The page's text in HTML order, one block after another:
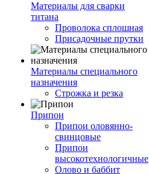
Материалы для сварки
титана
Проволока сплошная
Присадочные прутки
Материалы специального
назначения
Строжка и резка
Припои
Припои оловянно-
свинцовые
Припои
высокотехнологичные
Олово и баббит